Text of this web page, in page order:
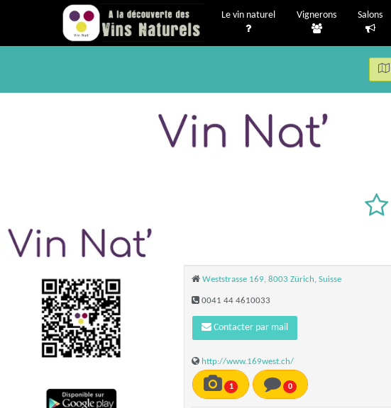
Le vin naturel Vignerons Salons
Weststrasse 169, 8003 Zürich, Suisse
0041 44 4610033
Contacter par mail
http://www.169west.ch/
1 0